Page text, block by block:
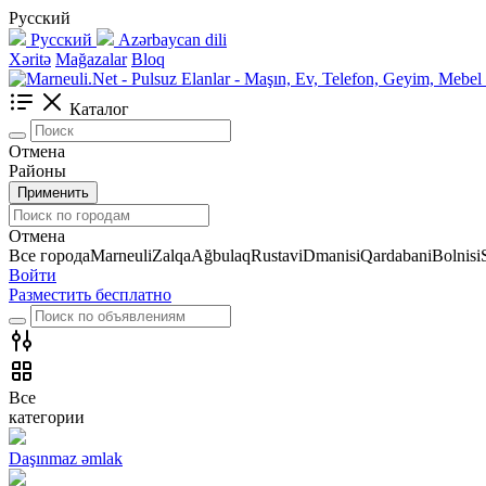
Русский
Русский
Azərbaycan dili
Xəritə Mağazalar Bloq
Каталог
Отмена
Районы
Применить
Отмена
Все городаMarneuliZalqaAğbulaqRustaviDmanisiQardabaniBolnisi
Войти
Разместить бесплатно
Все
категории
Daşınmaz əmlak